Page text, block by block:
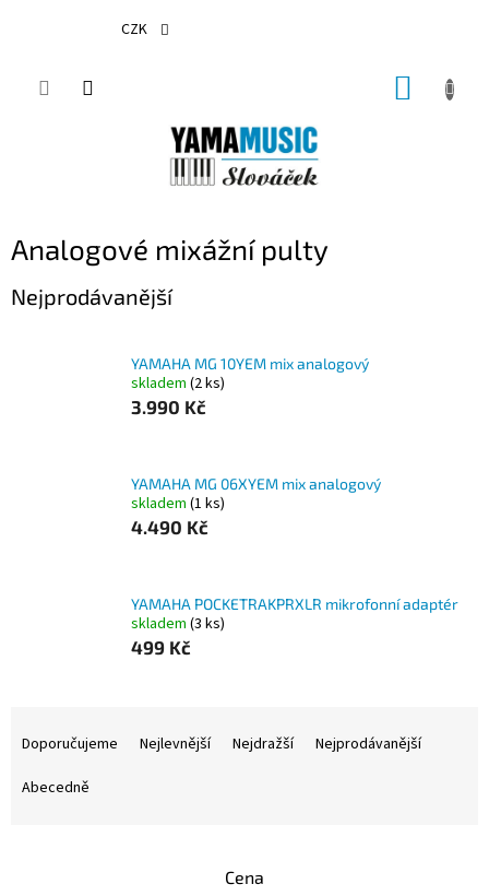
CZK
Analogové mixážní pulty
Nejprodávanější
YAMAHA MG 10YEM mix analogový
skladem (2 ks)
3.990 Kč
YAMAHA MG 06XYEM mix analogový
skladem (1 ks)
4.490 Kč
YAMAHA POCKETRAKPRXLR mikrofonní adaptér
skladem (3 ks)
499 Kč
Doporučujeme Nejlevnější Nejdražší
Nejprodávanější
Abecedně
Cena